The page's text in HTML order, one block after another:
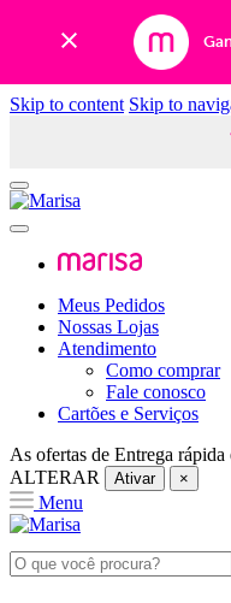
Skip to content Skip to
Meus Pedidos
Nossas Lojas
Atendimento
Como comprar
Fale conosco
Cartões e Serviços
As ofertas de Entrega rápida
ALTERAR
Ativar ×
Menu